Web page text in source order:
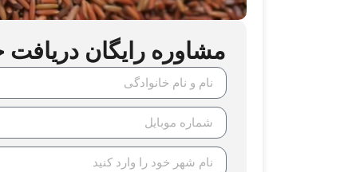
مشاوره رایگان دریافت